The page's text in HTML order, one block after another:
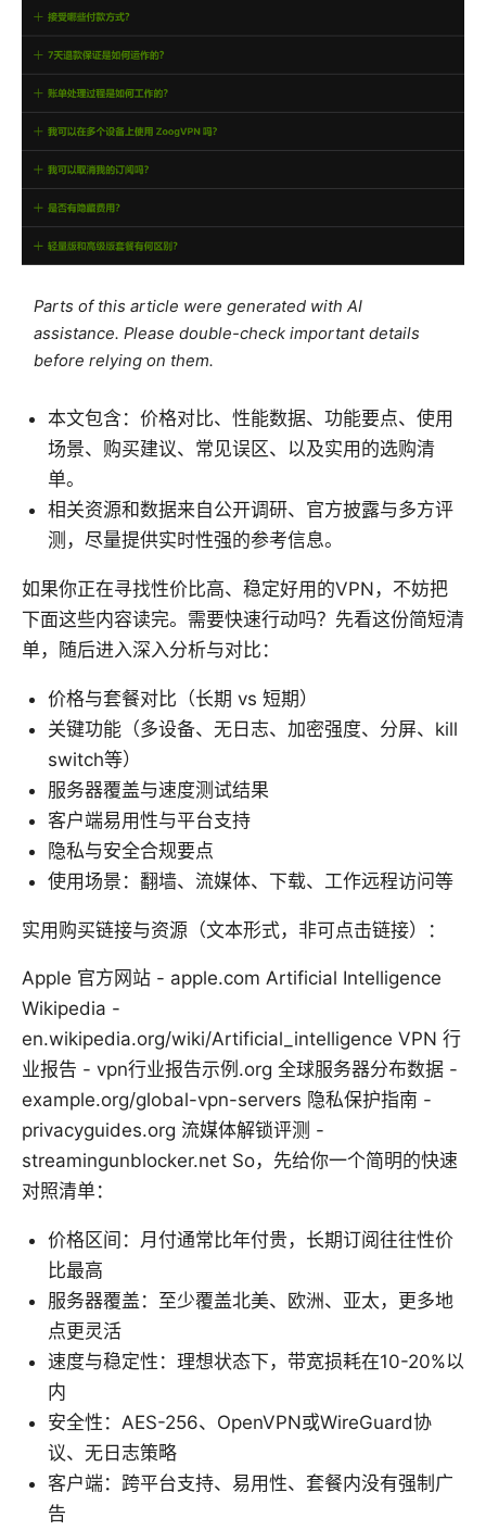
Parts of this article were generated with AI
assistance. Please double-check important details
before relying on them.
本文包含：价格对比、性能数据、功能要点、使用
场景、购买建议、常见误区、以及实用的选购清
单。
相关资源和数据来自公开调研、官方披露与多方评
测，尽量提供实时性强的参考信息。
如果你正在寻找性价比高、稳定好用的VPN，不妨把
下面这些内容读完。需要快速行动吗？先看这份简短清
单，随后进入深入分析与对比：
价格与套餐对比（长期 vs 短期）
关键功能（多设备、无日志、加密强度、分屏、kill
switch等）
服务器覆盖与速度测试结果
客户端易用性与平台支持
隐私与安全合规要点
使用场景：翻墙、流媒体、下载、工作远程访问等
实用购买链接与资源（文本形式，非可点击链接）：
Apple 官方网站 - apple.com Artificial Intelligence
Wikipedia -
en.wikipedia.org/wiki/Artificial_intelligence VPN 行
业报告 - vpn行业报告示例.org 全球服务器分布数据 -
example.org/global-vpn-servers 隐私保护指南 -
privacyguides.org 流媒体解锁评测 -
streamingunblocker.net So，先给你一个简明的快速
对照清单：
价格区间：月付通常比年付贵，长期订阅往往性价
比最高
服务器覆盖：至少覆盖北美、欧洲、亚太，更多地
点更灵活
速度与稳定性：理想状态下，带宽损耗在10-20%以
内
安全性：AES-256、OpenVPN或WireGuard协
议、无日志策略
客户端：跨平台支持、易用性、套餐内没有强制广
告